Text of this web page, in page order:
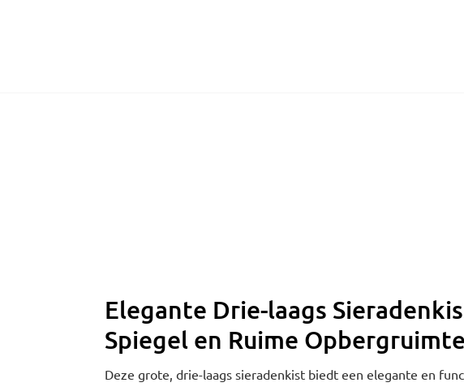
Elegante Drie-laags
Spiegel en Ruime Opbergruimte
Deze grote, drie-laags sieradenkist biedt een elegante en